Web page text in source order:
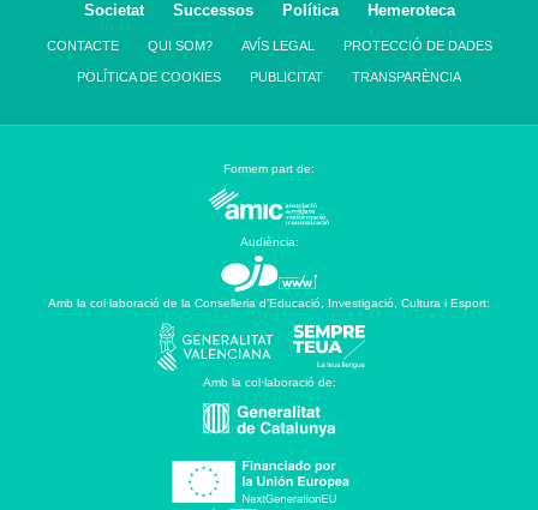
Societat
Successos Política Hemeroteca
CONTACTE QUI SOM? AVÍS LEGAL PROTECCIÓ DE DADES
POLÍTICA DE COOKIES PUBLICITAT TRANSPARÈNCIA
Formem part de:
Audiència:
Amb la col·laboració de la Conselleria d’Educació, Investigació, Cultura i Esport:
Amb la col·laboració de: